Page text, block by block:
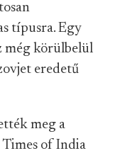
típusra. Egy
még körülbelül
eredetű
meg a
of India